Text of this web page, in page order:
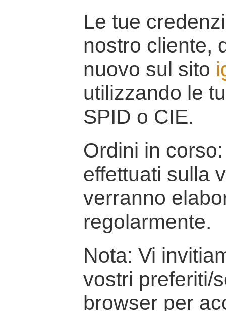
Le tue
nostro cliente,
nuovo sul sito
utilizzando le
SPID o CIE.
Ordini in
effettuati sulla
verranno
regolarmente.
Nota: Vi
vostri preferiti/
browser per